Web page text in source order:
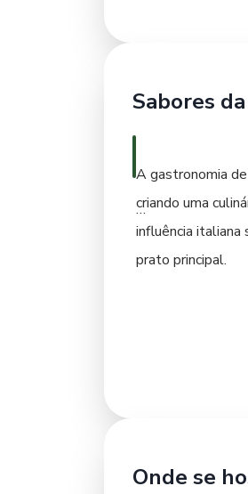
desenvolvimento
Sabores
A gastronomia
criando uma
influência
prato principal.
também
sobremesas
Onde se